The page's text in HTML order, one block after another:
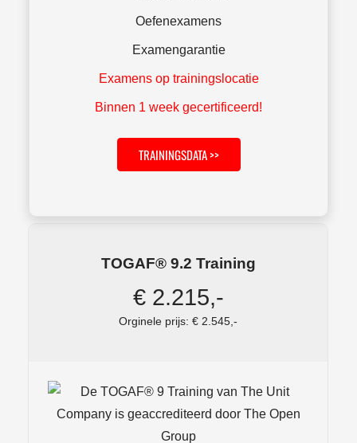
Oefenexamens
Examengarantie
Examens op trainingslocatie
Binnen 1 week gecertificeerd!
TRAININGSDATA >>
TOGAF® 9.2 Training
€ 2.215,-
Orginele prijs: € 2.545,-